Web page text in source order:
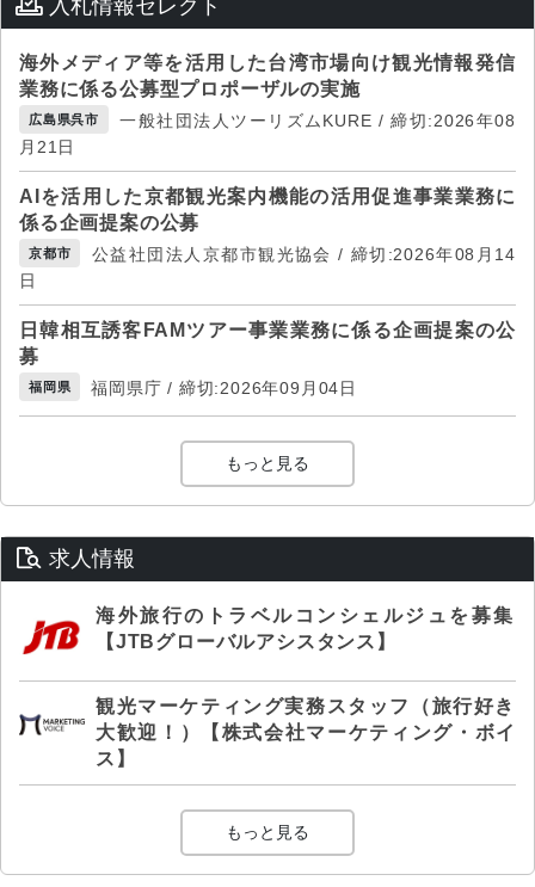
入札情報セレクト
海外メディア等を活用した台湾市場向け観光情報発信
業務に係る公募型プロポーザルの実施
広島県呉市
一般社団法人ツーリズムKURE / 締切:2026年08
月21日
AIを活用した京都観光案内機能の活用促進事業業務に
係る企画提案の公募
京都市
公益社団法人京都市観光協会 / 締切:2026年08月14
日
日韓相互誘客FAMツアー事業業務に係る企画提案の公
募
福岡県 福岡県庁 / 締切:2026年09月04日
もっと見る
求人情報
海外旅行のトラベルコンシェルジュを募集
【JTBグローバルアシスタンス】
観光マーケティング実務スタッフ（旅行好き
大歓迎！）【株式会社マーケティング・ボイ
ス】
もっと見る